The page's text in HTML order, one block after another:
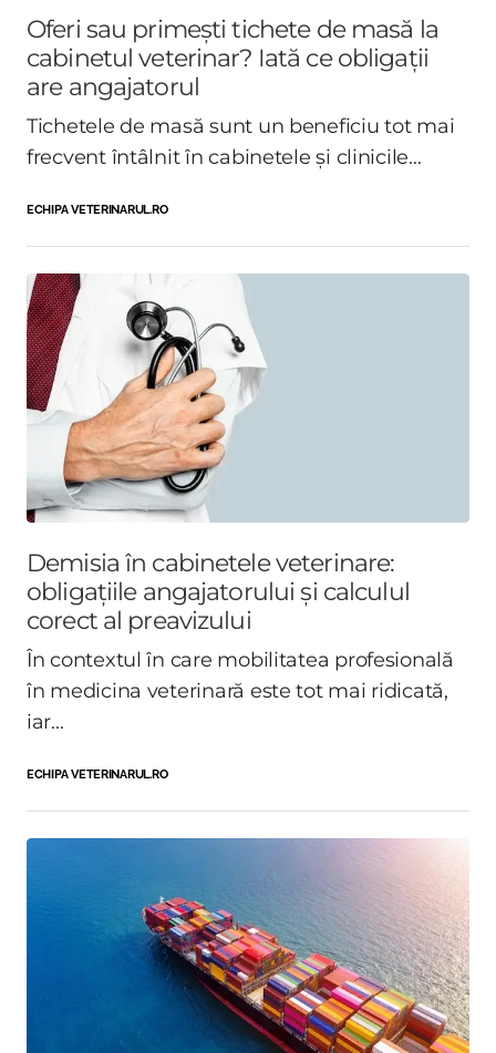
Oferi sau primești tichete de masă la
cabinetul veterinar? Iată ce obligații
are angajatorul
Tichetele de masă sunt un beneficiu tot mai
frecvent întâlnit în cabinetele și clinicile...
ECHIPA VETERINARUL.RO
Demisia în cabinetele veterinare:
obligațiile angajatorului și calculul
corect al preavizului
În contextul în care mobilitatea profesională
în medicina veterinară este tot mai ridicată,
iar...
ECHIPA VETERINARUL.RO